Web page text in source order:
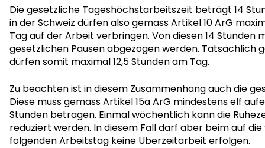
Die gesetzliche Tageshöchstarbeitszeit beträgt 14
in der Schweiz dürfen also gemässArtikel 10 ArG
Tag auf der Arbeit verbringen. Von diesen 14 Stunden
gesetzlichen Pausen abgezogen werden. Tatsächlich
dürfen somit maximal 12,5 Stunden am Tag.
Zu beachten ist in diesem Zusammenhang auch die
Diese muss gemässArtikel 15a ArG mindestens elf
Stunden betragen. Einmal wöchentlich kann die
reduziert werden. In diesem Fall darf aber beim auf
folgenden Arbeitstag keine Überzeitarbeit erfolgen.